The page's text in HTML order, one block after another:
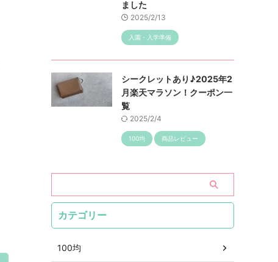
ました
2025/2/13
入園・入学準備
シークレットあり♪2025年2
月楽天マラソン！クーポン一
覧
2025/2/4
100均 商品レビュー
カテゴリー
100均